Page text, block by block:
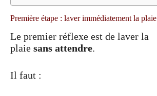
Première étape : laver immédiatement la plaie
Le premier réflexe est de laver la
plaie sans attendre.
Il faut :